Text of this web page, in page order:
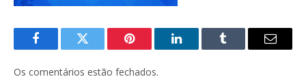
FacebookTwitter Pinterest O
Tumblr
E-
Os comentários estão fechados.